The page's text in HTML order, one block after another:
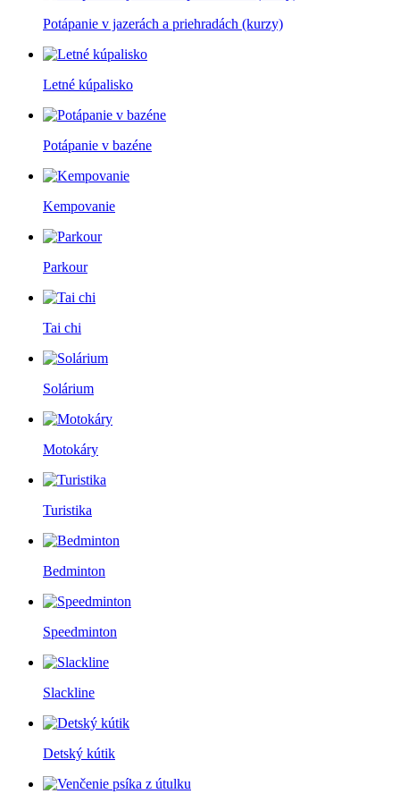
Potápanie v jazerách a priehradách (kurzy)
Letné kúpalisko
Potápanie v bazéne
Kempovanie
Parkour
Tai chi
Solárium
Motokáry
Turistika
Bedminton
Speedminton
Slackline
Detský kútik